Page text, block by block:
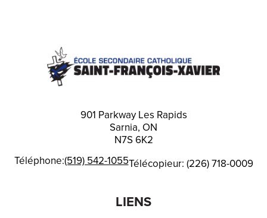
901 Parkway Les Rapids
Sarnia, ON
N7S 6K2
Téléphone:(519) 542-1055Télécopieur: (226) 718-0009
LIENS